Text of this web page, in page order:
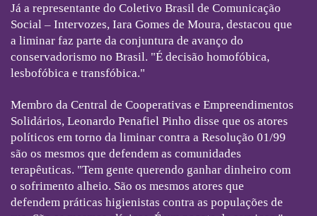
Já a representante do Coletivo Brasil de Comunicação
Social – Intervozes, Iara Gomes de Moura, destacou que
a liminar faz parte da conjuntura de avanço do
conservadorismo no Brasil. "É decisão homofóbica,
lesbofóbica e transfóbica."
Membro da Central de Cooperativas e Empreendimentos
Solidários, Leonardo Penafiel Pinho disse que os atores
políticos em torno da liminar contra a Resolução 01/99
são os mesmos que defendem as comunidades
terapêuticas. "Tem gente querendo ganhar dinheiro com
o sofrimento alheio. São os mesmos atores que
defendem práticas higienistas contra as populações de